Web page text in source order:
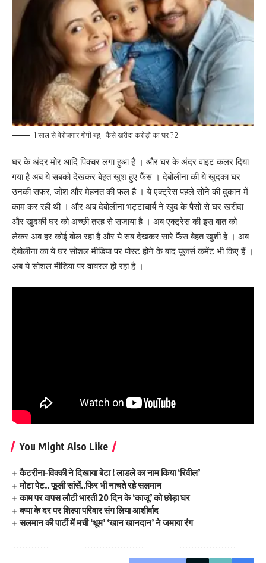
1 साल से बेरोज़गार गोपी बहू ! कैसे खरीदा करोड़ों का घर ? 2
घर के अंदर मोर आदि पिक्चर लगा हुआ है । और घर के अंदर वाइट कलर दिया
गया है अब ये सबको देखकर बेहत खुश हुए फैंस । देबोलीना की ये खुदका घर
उनकी सफर, जोश और मेहनत की फल है । ये एक्ट्रेस पहले सोने की दुकान में
काम कर रही थी । और अब देबोलीना भट्टाचार्य ने खुद के पैसों से घर खरीदा
और खुदकी घर को अच्छी तरह से सजाया है । अब एक्ट्रेस की इस बात को
लेकर अब हर कोई बोल रहा है और ये सब देखकर सारे फैंस बेहत खुशी हे । अब
देबोलीना का ये घर सोशल मीडिया पर पोस्ट होने के बाद यूजर्स कमेंट भी किए हैं ।
अब ये सोशल मीडिया पर वायरल हो रहा है ।
You Might Also Like
कैटरीना-विक्की ने दिखाया बेटा ! लाडले का नाम किया ‘रिवील’
मोटा पेट.. फूली सांसें..फिर भी नाचते रहे सलमान
काम पर वापस लौटी भारती 20 दिन के ‘काजू’ को छोड़ा घर
बप्पा के दर पर शिल्पा परिवार संग लिया आशीर्वाद
सलमान की पार्टी में मची ‘धूम’ ‘खान खानदान’ ने जमाया रंग